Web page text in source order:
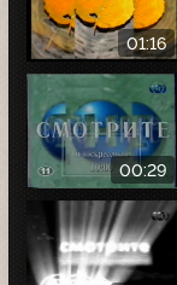
01:16
00:29